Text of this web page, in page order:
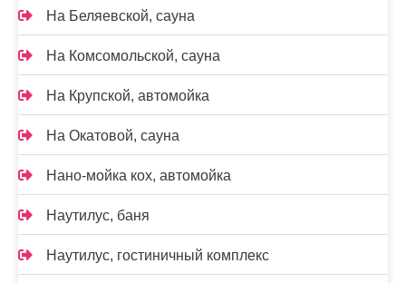
На Беляевской, сауна
На Комсомольской, сауна
На Крупской, автомойка
На Окатовой, сауна
Нано-мойка кох, автомойка
Наутилус, баня
Наутилус, гостиничный комплекс